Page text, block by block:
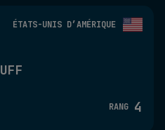
ÉTATS-UNIS D’AMÉRIQUE
RANG 4